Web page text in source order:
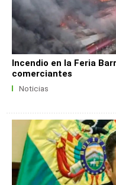
Incendio en la Feria
comerciantes
Noticias